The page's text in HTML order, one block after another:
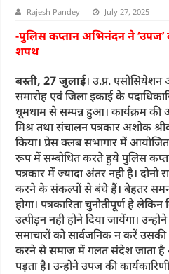
Rajesh Pandey July 27, 2025
-पुलिस कप्तान अभिनंदन ने ‘उपज’
शपथ
बस्ती, 27 जुलाई। उ.प्र.
समारोह एवं जिला इकाई के
धूमधाम से सम्पन्न हुआ। कार्यक्रम की
मिश्र तथा संचालन पत्रकार अशोक
किया। प्रेस क्लब सभागार में
रूप में सम्बोधित करते हुये पुलिस
पत्रकार में ज्यादा अंतर नही है। दोनो
करने के संकल्पों से बंधे हैं। बेहतर
होगा। पत्रकारिता चुनौतीपूर्ण है
उत्पीड़न नही होने दिया जायेंगा।
समाचारों को सार्वजनिक न करें
करने से समाज में गलत संदेश जाता है
पड़ता है। उन्होने उपज की